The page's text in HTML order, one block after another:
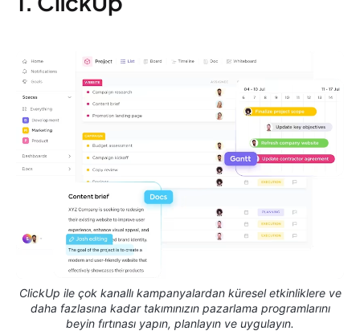
ClickUp ile çok kanallı kampanyalardan küresel etkinliklere ve
daha fazlasına kadar takımınızın pazarlama programlarını
beyin fırtınası yapın, planlayın ve uygulayın.